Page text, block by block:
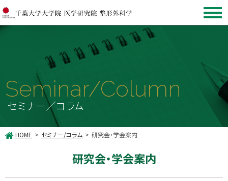
Seminar/Column
セミナー／コラム
HOME セミナー/コラム 研究会・学会案内
研究会・学会案内